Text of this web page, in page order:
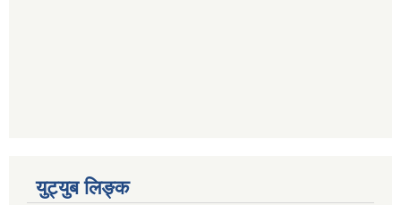
युट्युब लिङ्क